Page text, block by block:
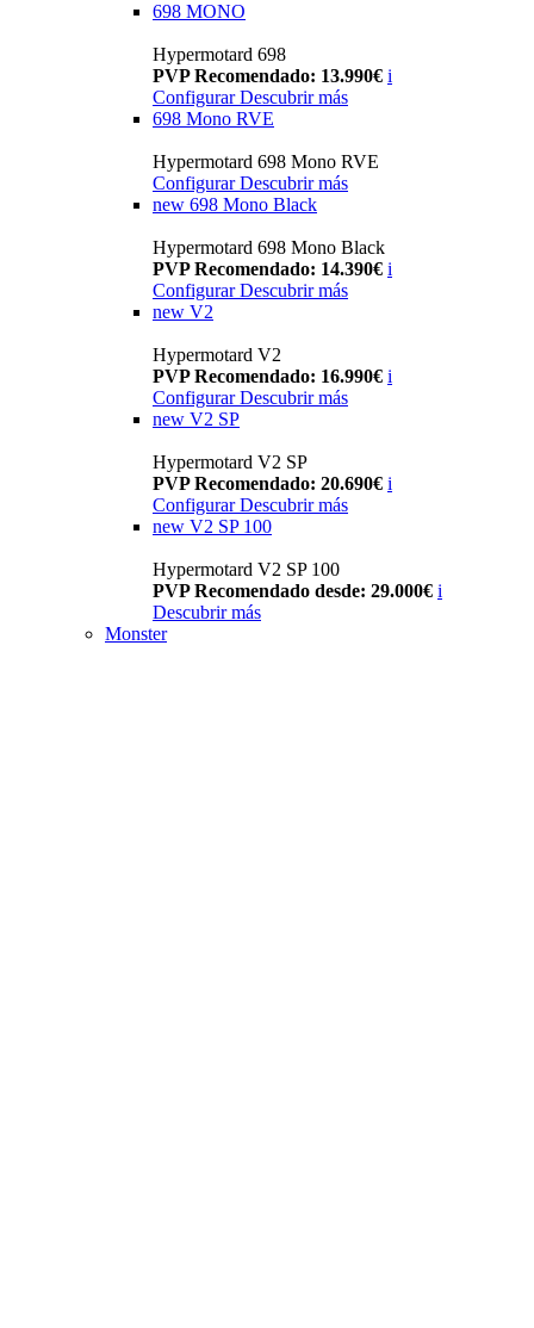
698 MONO
Hypermotard 698
PVP Recomendado: 13.990€ i
ConfigurarDescubrir más
698 Mono RVE
Hypermotard 698 Mono RVE
Configurar Descubrir más
new 698 Mono Black
Hypermotard 698 Mono Black
PVP Recomendado: 14.390€ i
Configurar Descubrir más
new V2
Hypermotard V2
PVP Recomendado: 16.990€ i
Configurar Descubrir más
new V2 SP
Hypermotard V2 SP
PVP Recomendado: 20.690€ i
Configurar Descubrir más
new V2 SP 100
Hypermotard V2 SP 100
PVP Recomendado desde: 29.000€ i
Descubrir más
Monster